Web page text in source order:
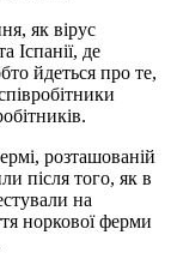
як вірус
Іспанії, де
йдеться про те,
розташованій
​​після того, як в
на
норкової ферми